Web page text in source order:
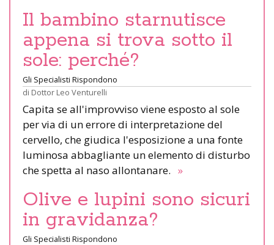
Il bambino starnutisce
appena si trova sotto il
sole: perché?
Gli Specialisti Rispondono
di Dottor Leo Venturelli
Capita se all'improvviso viene esposto al sole
per via di un errore di interpretazione del
cervello, che giudica l'esposizione a una fonte
luminosa abbagliante un elemento di disturbo
che spetta al naso allontanare. »
Olive e lupini sono sicuri
in gravidanza?
Gli Specialisti Rispondono